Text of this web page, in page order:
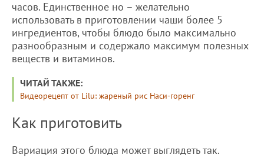
часов. Единственное но – желательно
использовать в приготовлении чаши более 5
ингредиентов, чтобы блюдо было максимально
разнообразным и содержало максимум полезных
веществ и витаминов.
ЧИТАЙ ТАКЖЕ:
Видеорецепт от Lilu: жареный рис Наси-горенг
Как приготовить
Вариация этого блюда может выглядеть так.